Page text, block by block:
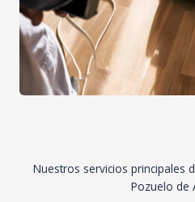
Nuestros servicios principales
Pozuelo de